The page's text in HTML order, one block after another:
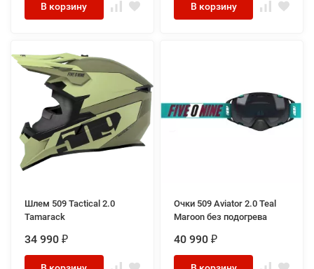
В корзину В корзину
Шлем 509 Tactical 2.0
Tamarack
34 990 ₽
Очки 509 Aviator 2.0 Teal
Maroon без подогрева
40 990 ₽